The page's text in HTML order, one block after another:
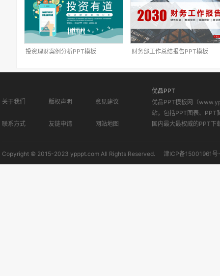
投资理财案例分析PPT模板 财务部工作总结报告PPT模板
关于我们 版权声明 意见建议
联系方式 友链申请 网站地图
优品PPT
优品PPT模板网（
站。包括PPT图表、PPT
国内最大最权威的PPT下
Copyright © 2015-2023 ypppt.com All Rights Reserved. 津ICP备15001961号